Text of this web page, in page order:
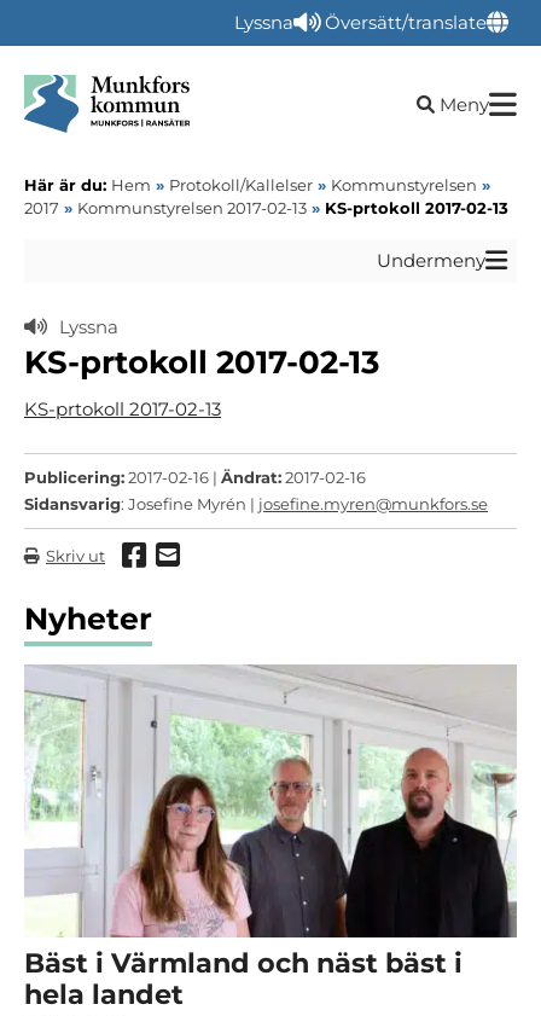
Lyssna Översätt/translate
Öppna
Meny
Här är du: Hem » Protokoll/Kallelser » Kommunstyrelsen »
2017 » Kommunstyrelsen 2017-02-13 » KS-prtokoll 2017-02-13
Undermeny
Lyssna
KS-prtokoll 2017-02-13
KS-prtokoll 2017-02-13
Publicering:2017-02-16 | Ändrat:2017-02-16
Sidansvarig: Josefine Myrén | josefine.myren@munkfors.se
Skriv ut Dela via Facebook
Dela via mail
Nyheter
Bäst i Värmland och näst bäst i
hela landet